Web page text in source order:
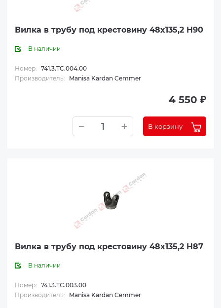
Вилка в трубу под крестовину 48x135,2 H90
В наличии
Номер: 741.3.TC.004.00
Производитель:
Manisa Kardan Cemmer
4 550 ₽
В корзину
Вилка в трубу под крестовину 48x135,2 H87
В наличии
Номер: 741.3.TC.003.00
Производитель:
Manisa Kardan Cemmer